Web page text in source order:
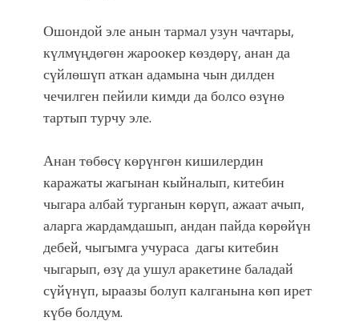
Ошондой эле анын тармал узун чачтары,
күлмүңдөгөн жароокер көздөрү, анан да
сүйлөшүп аткан адамына чын дилден
чечилген пейили кимди да болсо өзүнө
тартып турчу эле.
Анан төбөсү көрүнгөн кишилердин
каражаты жагынан кыйналып, китебин
чыгара албай турганын көрүп, ажаат ачып,
аларга жардамдашып, андан пайда көрөйүн
дебей, чыгымга учураса дагы китебин
чыгарып, өзү да ушул аракетине баладай
сүйүнүп, ыраазы болуп калганына көп ирет
күбө болдум.